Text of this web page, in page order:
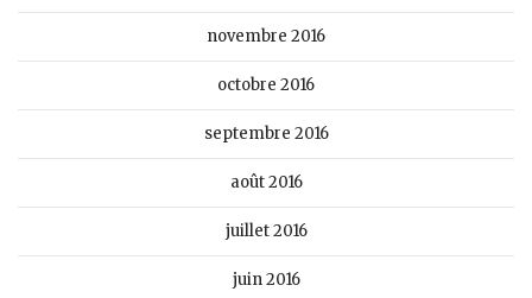
novembre 2016
octobre 2016
septembre 2016
août 2016
juillet 2016
juin 2016